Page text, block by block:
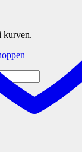
kurven.